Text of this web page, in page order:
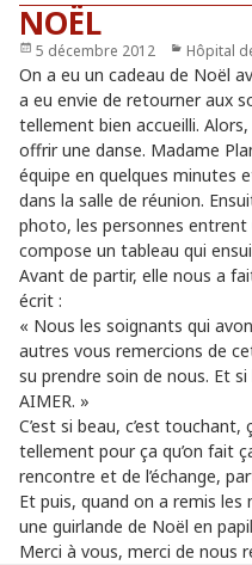
NOËL
Publié
le
5 décembre 2012 Hôpital
On a eu un cadeau de Noël
a eu envie de retourner aux
tellement bien accueilli.
offrir une danse. Madame
équipe en quelques minutes
dans la salle de réunion.
photo, les personnes entrent
compose un tableau qui
Avant de partir, elle nous a
écrit :
« Nous les soignants qui
autres vous remercions de
su prendre soin de nous. Et
AIMER. »
C’est si beau, c’est
tellement pour ça qu’on fait
rencontre et de l’échange,
Et puis, quand on a remis
une guirlande de Noël en
Merci à vous, merci de nous